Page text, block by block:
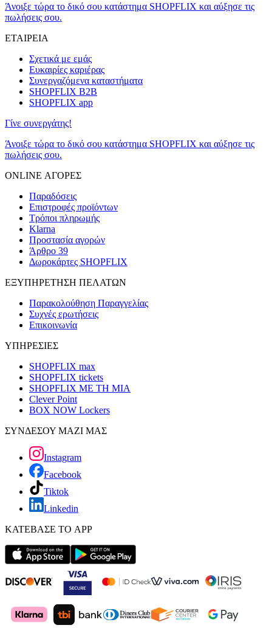
Άνοιξε τώρα το δικό σου κατάστημα SHOPFLIX και αύξησε τις
πωλήσεις σου.
ΕΤΑΙΡΕΙΑ
Σχετικά με εμάς
Ευκαιρίες καριέρας
Συνεργαζόμενα καταστήματα
SHOPFLIX B2B
SHOPFLIX app
Γίνε συνεργάτης!
Άνοιξε τώρα το δικό σου κατάστημα SHOPFLIX και αύξησε τις
πωλήσεις σου.
ONLINE ΑΓΟΡΕΣ
Παραδόσεις
Επιστροφές προϊόντων
Τρόποι πληρωμής
Klarna
Προστασία αγορών
Άρθρο 39
Δωροκάρτες SHOPFLIX
ΕΞΥΠΗΡΕΤΗΣΗ ΠΕΛΑΤΩΝ
Παρακολούθηση Παραγγελίας
Συχνές ερωτήσεις
Επικοινωνία
ΥΠΗΡΕΣΙΕΣ
SHOPFLIX max
SHOPFLIX tickets
SHOPFLIX ΜΕ ΤΗ ΜΙΑ
Clever Point
BOX NOW Lockers
ΣΥΝΔΕΣΟΥ ΜΑΖΙ ΜΑΣ
Instagram
Facebook
Tiktok
Linkedin
ΚΑΤΕΒΑΣΕ ΤΟ APP